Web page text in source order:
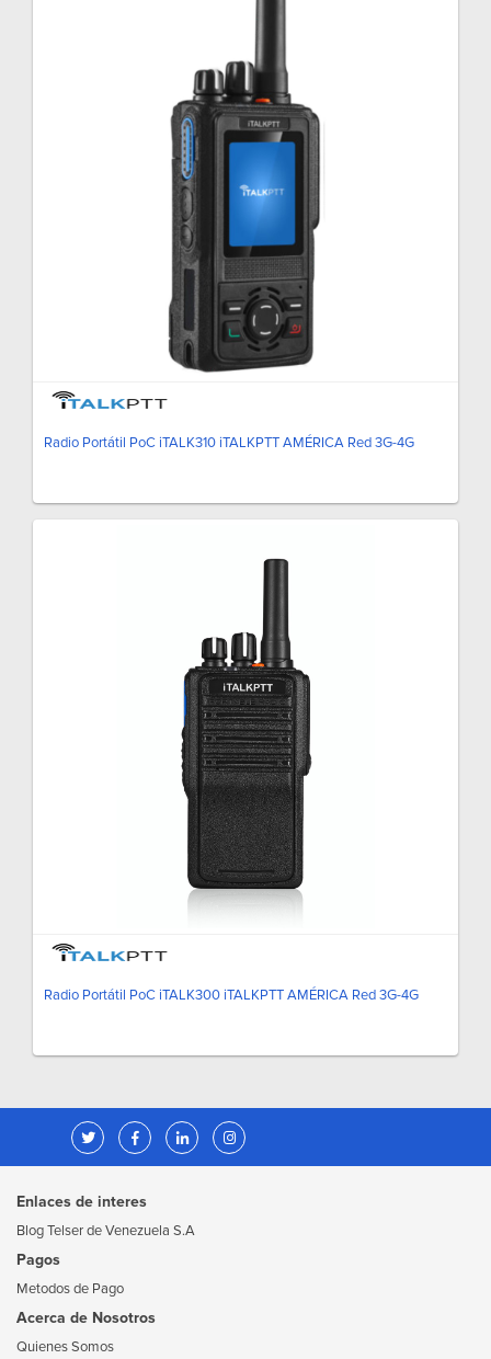
Radio Portátil PoC iTALK310 iTALKPTT AMÉRICA Red 3G-4G
Radio Portátil PoC iTALK300 iTALKPTT AMÉRICA Red 3G-4G
Enlaces de interes
Blog Telser de Venezuela S.A
Pagos
Metodos de Pago
Acerca de Nosotros
Quienes Somos